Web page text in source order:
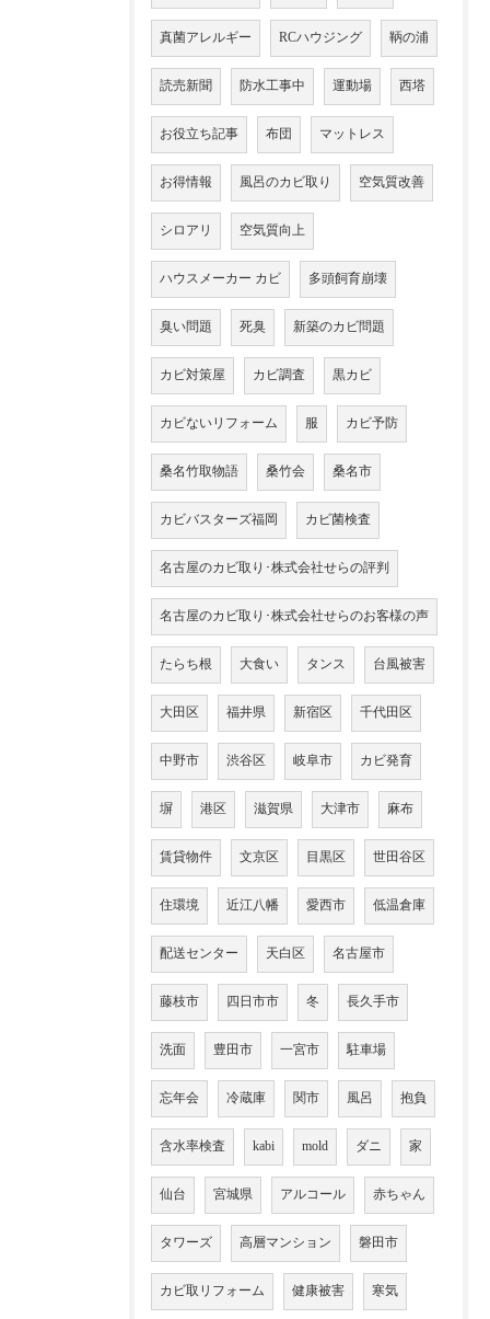
真菌アレルギー RCハウジング 鞆の浦
読売新聞 防水工事中 運動場 西塔
お役立ち記事 布団 マットレス
お得情報 風呂のカビ取り 空気質改善
シロアリ 空気質向上
ハウスメーカー カビ 多頭飼育崩壊
臭い問題 死臭 新築のカビ問題
カビ対策屋 カビ調査 黒カビ
カビないリフォーム 服 カビ予防
桑名竹取物語 桑竹会 桑名市
カビバスターズ福岡 カビ菌検査
名古屋のカビ取り･株式会社せらの評判
名古屋のカビ取り･株式会社せらのお客様の声
たらち根 大食い タンス 台風被害
大田区 福井県 新宿区 千代田区
中野市 渋谷区 岐阜市 カビ発育
塀 港区 滋賀県 大津市 麻布
賃貸物件 文京区 目黒区 世田谷区
住環境 近江八幡 愛西市 低温倉庫
配送センター 天白区 名古屋市
藤枝市 四日市市 冬 長久手市
洗面 豊田市 一宮市 駐車場
忘年会 冷蔵庫 関市 風呂 抱負
含水率検査 kabi mold ダニ 家
仙台 宮城県 アルコール 赤ちゃん
タワーズ 高層マンション 磐田市
カビ取リフォーム 健康被害 寒気